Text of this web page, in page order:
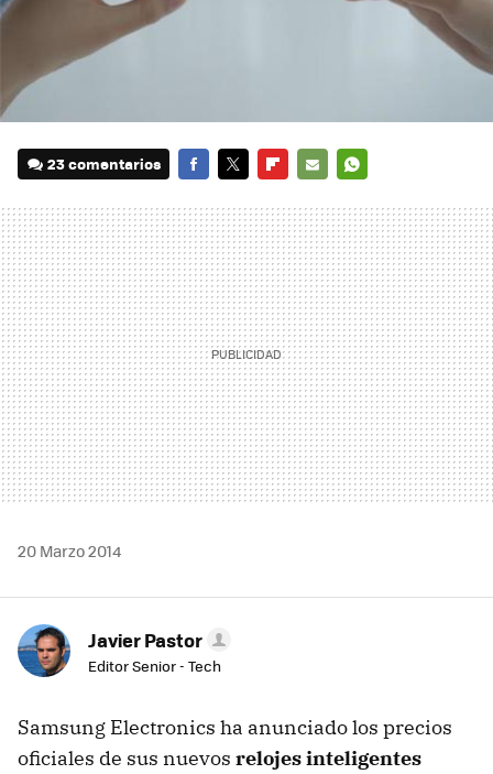
23 comentarios
MAIL
20 Marzo 2014
Javier Pastor
Editor Senior - Tech
Samsung Electronics ha anunciado los precios
oficiales de sus nuevos relojes inteligentes